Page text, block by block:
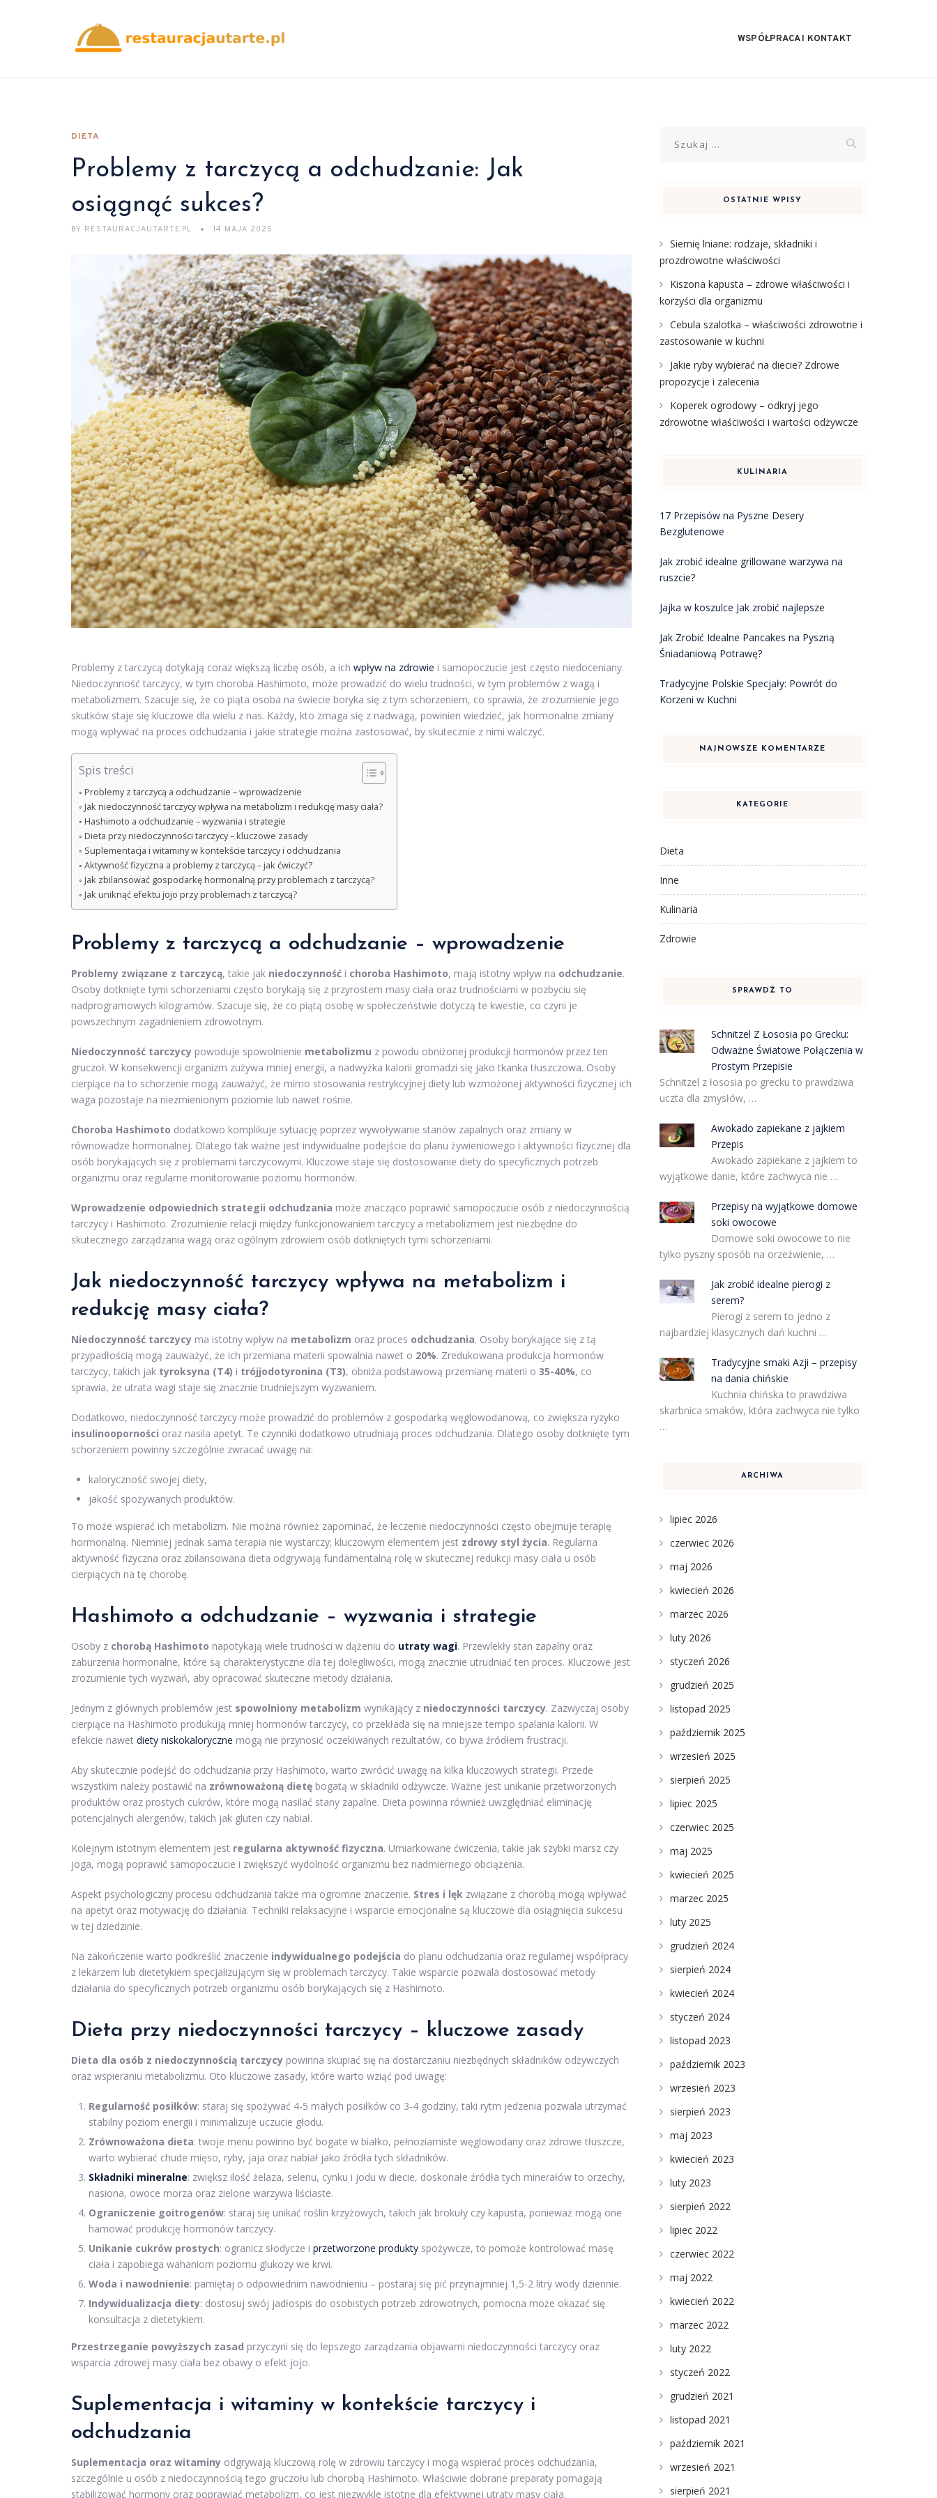
WSPÓŁPRACA I KONTAKT
DIETA
Problemy z tarczycą a odchudzanie: Jak
osiągnąć sukces?
BY RESTAURACJAUTARTE.PL 14 MAJA 2025
Problemy z tarczycą dotykają coraz większą liczbę osób, a ich wpływ na zdrowie i samopoczucie jest często niedoceniany.
Niedoczynność tarczycy, w tym choroba Hashimoto, może prowadzić do wielu trudności, w tym problemów z wagą i
metabolizmem. Szacuje się, że co piąta osoba na świecie boryka się z tym schorzeniem, co sprawia, że zrozumienie jego
skutków staje się kluczowe dla wielu z nas. Każdy, kto zmaga się z nadwagą, powinien wiedzieć, jak hormonalne zmiany
mogą wpływać na proces odchudzania i jakie strategie można zastosować, by skutecznie z nimi walczyć.
Spis treści
Problemy z tarczycą a odchudzanie – wprowadzenie
Jak niedoczynność tarczycy wpływa na metabolizm i redukcję masy ciała?
Hashimoto a odchudzanie – wyzwania i strategie
Dieta przy niedoczynności tarczycy – kluczowe zasady
Suplementacja i witaminy w kontekście tarczycy i odchudzania
Aktywność fizyczna a problemy z tarczycą – jak ćwiczyć?
Jak zbilansować gospodarkę hormonalną przy problemach z tarczycą?
Jak uniknąć efektu jojo przy problemach z tarczycą?
Problemy z tarczycą a odchudzanie – wprowadzenie
Problemy związane z tarczycą, takie jak niedoczynność i choroba Hashimoto, mają istotny wpływ na odchudzanie.
Osoby dotknięte tymi schorzeniami często borykają się z przyrostem masy ciała oraz trudnościami w pozbyciu się
nadprogramowych kilogramów. Szacuje się, że co piątą osobę w społeczeństwie dotyczą te kwestie, co czyni je
powszechnym zagadnieniem zdrowotnym.
Niedoczynność tarczycy powoduje spowolnienie metabolizmu z powodu obniżonej produkcji hormonów przez ten
gruczoł. W konsekwencji organizm zużywa mniej energii, a nadwyżka kalorii gromadzi się jako tkanka tłuszczowa. Osoby
cierpiące na to schorzenie mogą zauważyć, że mimo stosowania restrykcyjnej diety lub wzmożonej aktywności fizycznej ich
waga pozostaje na niezmienionym poziomie lub nawet rośnie.
Choroba Hashimoto dodatkowo komplikuje sytuację poprzez wywoływanie stanów zapalnych oraz zmiany w
równowadze hormonalnej. Dlatego tak ważne jest indywidualne podejście do planu żywieniowego i aktywności fizycznej dla
osób borykających się z problemami tarczycowymi. Kluczowe staje się dostosowanie diety do specyficznych potrzeb
organizmu oraz regularne monitorowanie poziomu hormonów.
Wprowadzenie odpowiednich strategii odchudzania może znacząco poprawić samopoczucie osób z niedoczynnością
tarczycy i Hashimoto. Zrozumienie relacji między funkcjonowaniem tarczycy a metabolizmem jest niezbędne do
skutecznego zarządzania wagą oraz ogólnym zdrowiem osób dotkniętych tymi schorzeniami.
Jak niedoczynność tarczycy wpływa na metabolizm i
redukcję masy ciała?
Niedoczynność tarczycy ma istotny wpływ na metabolizm oraz proces odchudzania. Osoby borykające się z tą
przypadłością mogą zauważyć, że ich przemiana materii spowalnia nawet o 20%. Zredukowana produkcja hormonów
tarczycy, takich jak tyroksyna (T4) i trójjodotyronina (T3), obniża podstawową przemianę materii o 35-40%, co
sprawia, że utrata wagi staje się znacznie trudniejszym wyzwaniem.
Dodatkowo, niedoczynność tarczycy może prowadzić do problemów z gospodarką węglowodanową, co zwiększa ryzyko
insulinooporności oraz nasila apetyt. Te czynniki dodatkowo utrudniają proces odchudzania. Dlatego osoby dotknięte tym
schorzeniem powinny szczególnie zwracać uwagę na:
kaloryczność swojej diety,
jakość spożywanych produktów.
To może wspierać ich metabolizm. Nie można również zapominać, że leczenie niedoczynności często obejmuje terapię
hormonalną. Niemniej jednak sama terapia nie wystarczy; kluczowym elementem jest zdrowy styl życia. Regularna
aktywność fizyczna oraz zbilansowana dieta odgrywają fundamentalną rolę w skutecznej redukcji masy ciała u osób
cierpiących na tę chorobę.
Hashimoto a odchudzanie – wyzwania i strategie
Osoby z chorobą Hashimoto napotykają wiele trudności w dążeniu do utraty wagi. Przewlekły stan zapalny oraz
zaburzenia hormonalne, które są charakterystyczne dla tej dolegliwości, mogą znacznie utrudniać ten proces. Kluczowe jest
zrozumienie tych wyzwań, aby opracować skuteczne metody działania.
Jednym z głównych problemów jest spowolniony metabolizm wynikający z niedoczynności tarczycy. Zazwyczaj osoby
cierpiące na Hashimoto produkują mniej hormonów tarczycy, co przekłada się na mniejsze tempo spalania kalorii. W
efekcie nawet diety niskokaloryczne mogą nie przynosić oczekiwanych rezultatów, co bywa źródłem frustracji.
Aby skutecznie podejść do odchudzania przy Hashimoto, warto zwrócić uwagę na kilka kluczowych strategii. Przede
wszystkim należy postawić na zrównoważoną dietę bogatą w składniki odżywcze. Ważne jest unikanie przetworzonych
produktów oraz prostych cukrów, które mogą nasilać stany zapalne. Dieta powinna również uwzględniać eliminację
potencjalnych alergenów, takich jak gluten czy nabiał.
Kolejnym istotnym elementem jest regularna aktywność fizyczna. Umiarkowane ćwiczenia, takie jak szybki marsz czy
joga, mogą poprawić samopoczucie i zwiększyć wydolność organizmu bez nadmiernego obciążenia.
Aspekt psychologiczny procesu odchudzania także ma ogromne znaczenie. Stres i lęk związane z chorobą mogą wpływać
na apetyt oraz motywację do działania. Techniki relaksacyjne i wsparcie emocjonalne są kluczowe dla osiągnięcia sukcesu
w tej dziedzinie.
Na zakończenie warto podkreślić znaczenie indywidualnego podejścia do planu odchudzania oraz regularnej współpracy
z lekarzem lub dietetykiem specjalizującym się w problemach tarczycy. Takie wsparcie pozwala dostosować metody
działania do specyficznych potrzeb organizmu osób borykających się z Hashimoto.
Dieta przy niedoczynności tarczycy – kluczowe zasady
Dieta dla osób z niedoczynnością tarczycy powinna skupiać się na dostarczaniu niezbędnych składników odżywczych
oraz wspieraniu metabolizmu. Oto kluczowe zasady, które warto wziąć pod uwagę:
Regularność posiłków: staraj się spożywać 4-5 małych posiłków co 3-4 godziny, taki rytm jedzenia pozwala utrzymać
stabilny poziom energii i minimalizuje uczucie głodu.
Zrównoważona dieta: twoje menu powinno być bogate w białko, pełnoziarniste węglowodany oraz zdrowe tłuszcze,
warto wybierać chude mięso, ryby, jaja oraz nabiał jako źródła tych składników.
Składniki mineralne: zwiększ ilość żelaza, selenu, cynku i jodu w diecie, doskonałe źródła tych minerałów to orzechy,
nasiona, owoce morza oraz zielone warzywa liściaste.
Ograniczenie goitrogenów: staraj się unikać roślin krzyżowych, takich jak brokuły czy kapusta, ponieważ mogą one
hamować produkcję hormonów tarczycy.
Unikanie cukrów prostych: ogranicz słodycze i przetworzone produkty spożywcze, to pomoże kontrolować masę
ciała i zapobiega wahaniom poziomu glukozy we krwi.
Woda i nawodnienie: pamiętaj o odpowiednim nawodnieniu – postaraj się pić przynajmniej 1,5-2 litry wody dziennie.
Indywidualizacja diety: dostosuj swój jadłospis do osobistych potrzeb zdrowotnych, pomocna może okazać się
konsultacja z dietetykiem.
Przestrzeganie powyższych zasad przyczyni się do lepszego zarządzania objawami niedoczynności tarczycy oraz
wsparcia zdrowej masy ciała bez obawy o efekt jojo.
Suplementacja i witaminy w kontekście tarczycy i
odchudzania
Suplementacja oraz witaminy odgrywają kluczową rolę w zdrowiu tarczycy i mogą wspierać proces odchudzania,
szczególnie u osób z niedoczynnością tego gruczołu lub chorobą Hashimoto. Właściwie dobrane preparaty pomagają
stabilizować hormony oraz poprawiać metabolizm, co jest niezwykle istotne dla efektywnej utraty masy ciała.
OSTATNIE WPISY
Siemię lniane: rodzaje, składniki i
prozdrowotne właściwości
Kiszona kapusta – zdrowe właściwości i
korzyści dla organizmu
Cebula szalotka – właściwości zdrowotne i
zastosowanie w kuchni
Jakie ryby wybierać na diecie? Zdrowe
propozycje i zalecenia
Koperek ogrodowy – odkryj jego
zdrowotne właściwości i wartości odżywcze
KULINARIA
17 Przepisów na Pyszne Desery
Bezglutenowe
Jak zrobić idealne grillowane warzywa na
ruszcie?
Jajka w koszulce Jak zrobić najlepsze
Jak Zrobić Idealne Pancakes na Pyszną
Śniadaniową Potrawę?
Tradycyjne Polskie Specjały: Powrót do
Korzeni w Kuchni
NAJNOWSZE KOMENTARZE
KATEGORIE
Dieta
Inne
Kulinaria
Zdrowie
SPRAWDŹ TO
Schnitzel Z Łososia po Grecku:
Odważne Światowe Połączenia w
Prostym Przepisie
Schnitzel z łososia po grecku to prawdziwa
uczta dla zmysłów, …
Awokado zapiekane z jajkiem
Przepis
Awokado zapiekane z jajkiem to
wyjątkowe danie, które zachwyca nie …
Przepisy na wyjątkowe domowe
soki owocowe
Domowe soki owocowe to nie
tylko pyszny sposób na orzeźwienie, …
Jak zrobić idealne pierogi z
serem?
Pierogi z serem to jedno z
najbardziej klasycznych dań kuchni …
Tradycyjne smaki Azji – przepisy
na dania chińskie
Kuchnia chińska to prawdziwa
skarbnica smaków, która zachwyca nie tylko
…
ARCHIWA
lipiec 2026
czerwiec 2026
maj 2026
kwiecień 2026
marzec 2026
luty 2026
styczeń 2026
grudzień 2025
listopad 2025
październik 2025
wrzesień 2025
sierpień 2025
lipiec 2025
czerwiec 2025
maj 2025
kwiecień 2025
marzec 2025
luty 2025
grudzień 2024
sierpień 2024
kwiecień 2024
styczeń 2024
listopad 2023
październik 2023
wrzesień 2023
sierpień 2023
maj 2023
kwiecień 2023
luty 2023
sierpień 2022
lipiec 2022
czerwiec 2022
maj 2022
kwiecień 2022
marzec 2022
luty 2022
styczeń 2022
grudzień 2021
listopad 2021
październik 2021
wrzesień 2021
sierpień 2021